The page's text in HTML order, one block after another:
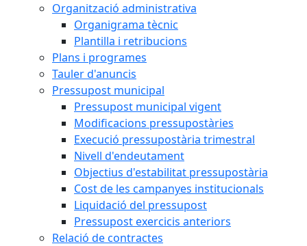
Organització administrativa
Organigrama tècnic
Plantilla i retribucions
Plans i programes
Tauler d'anuncis
Pressupost municipal
Pressupost municipal vigent
Modificacions pressupostàries
Execució pressupostària trimestral
Nivell d'endeutament
Objectius d'estabilitat pressupostària
Cost de les campanyes institucionals
Liquidació del pressupost
Pressupost exercicis anteriors
Relació de contractes